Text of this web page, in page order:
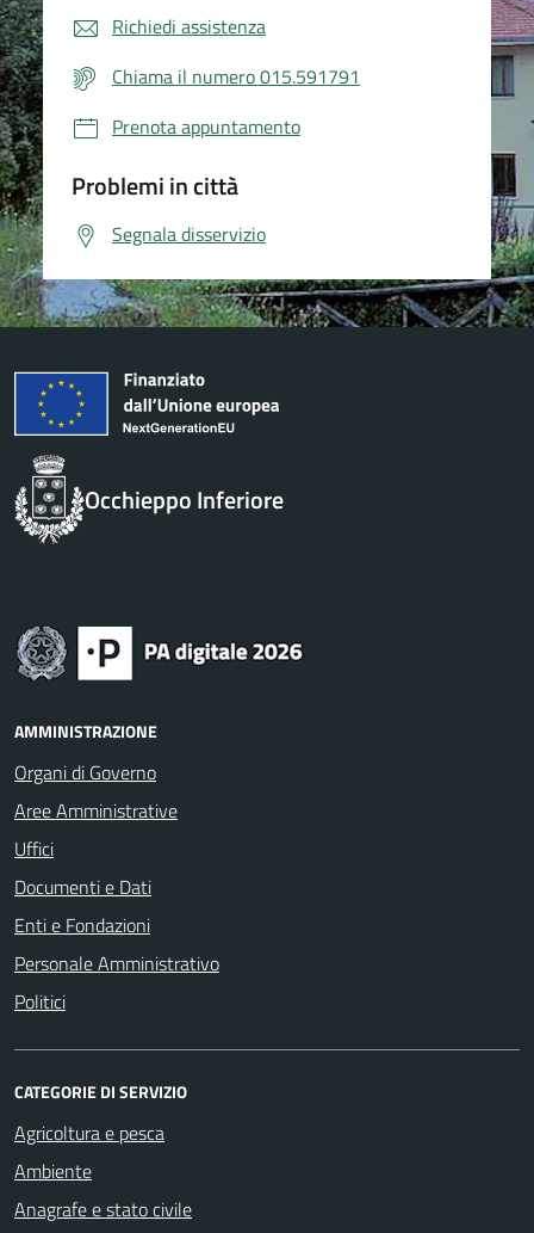
Richiedi assistenza
Chiama il numero 015.591791
Prenota appuntamento
Problemi in città
Segnala disservizio
Occhieppo Inferiore
AMMINISTRAZIONE
Organi di Governo
Aree Amministrative
Uffici
Documenti e Dati
Enti e Fondazioni
Personale Amministrativo
Politici
CATEGORIE DI SERVIZIO
Agricoltura e pesca
Ambiente
Anagrafe e stato civile